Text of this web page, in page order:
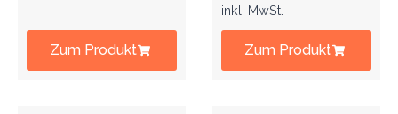
Zum Produkt
inkl. MwSt.
Zum Produkt